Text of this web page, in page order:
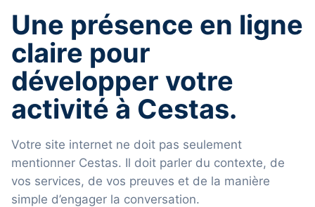
Une présence en ligne
claire pour
développer votre
activité à Cestas.
Votre site internet ne doit pas seulement
mentionner Cestas. Il doit parler du contexte, de
vos services, de vos preuves et de la manière
simple d’engager la conversation.